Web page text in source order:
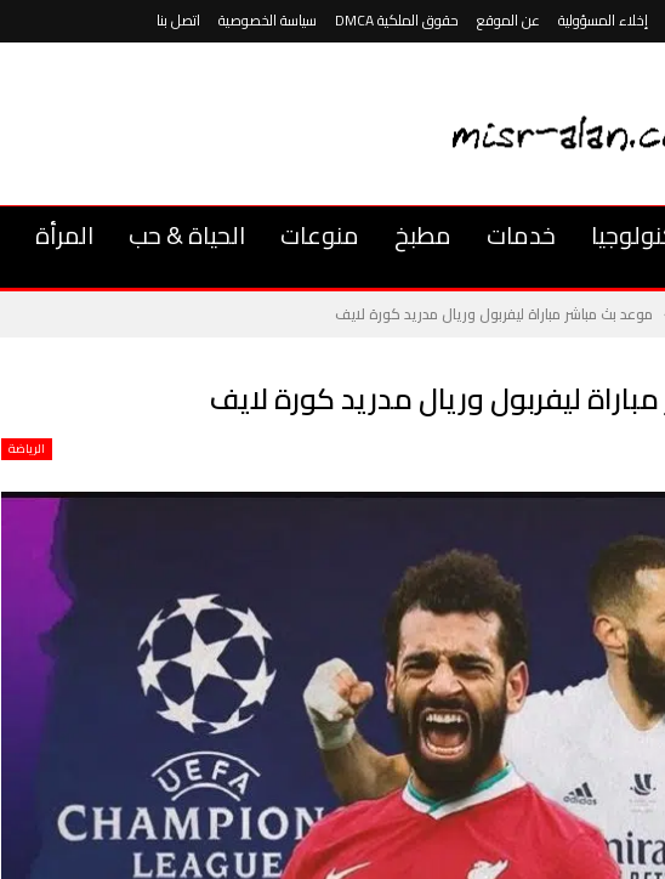
إخلاء المسؤولية عن الموقع حقوق الملكية DMCA سياسة الخصوصية اتصل بنا
خدمات مطبخ منوعات الحياة & حب المرأة
موعد بث مباشر مباراة ليفربول وريال مدريد كورة لايف
ليفربول وريال مدريد كورة لايف
الرياضة